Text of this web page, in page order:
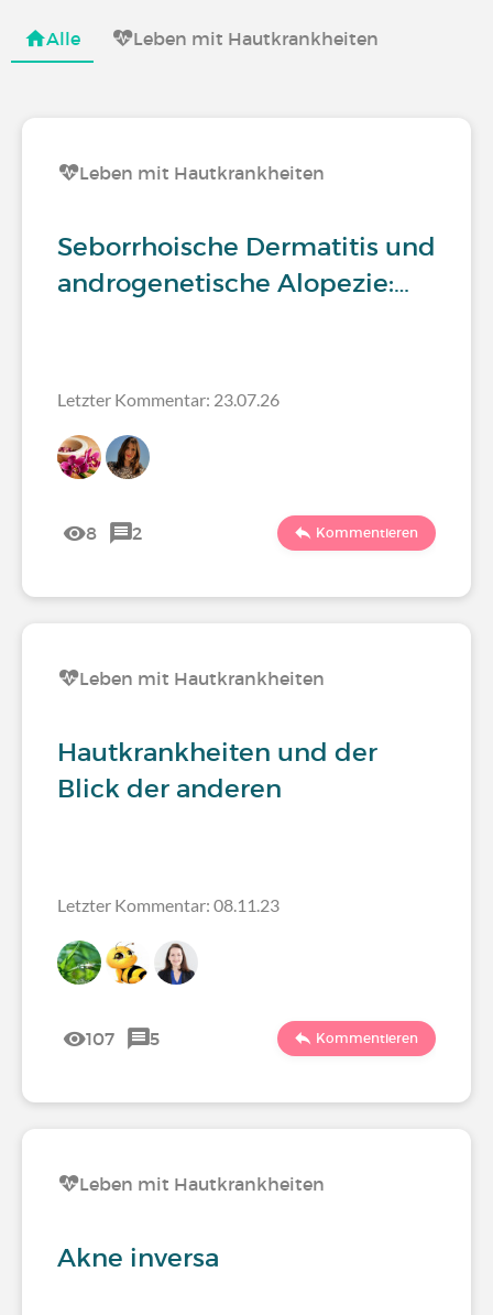
Alle Leben mit Hautkrankheiten
Leben mit Hautkrankheiten
Seborrhoische Dermatitis und
androgenetische Alopezie:…
Letzter Kommentar: 23.07.26
8 2 Kommentieren
Leben mit Hautkrankheiten
Hautkrankheiten und der
Blick der anderen
Letzter Kommentar: 08.11.23
107 5 Kommentieren
Leben mit Hautkrankheiten
Akne inversa